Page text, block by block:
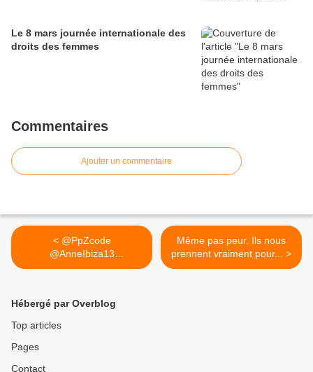
Le 8 mars journée internationale des
droits des femmes
Commentaires
Ajouter un commentaire
< @PpZcode
@AnneIbiza13
@AntiMacron2019 Et si
Même pas peur. Ils nous
prennent vraiment pour... >
Hébergé par Overblog
Top articles
Pages
Contact